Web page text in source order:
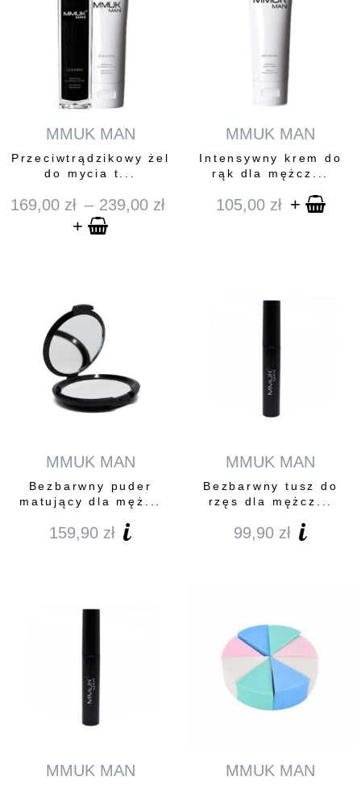
MMUK MAN
Przeciwtrądzikowy żel
do mycia t...
169,00 zł – 239,00 zł
Zakres
+
MMUK MAN
Intensywny krem do
rąk dla mężcz...
105,00 zł +
MMUK MAN
Bezbarwny puder
matujący dla męż...
159,90 zł
MMUK MAN
Bezbarwny tusz do
rzęs dla mężcz...
99,90 zł
MMUK MAN MMUK MAN